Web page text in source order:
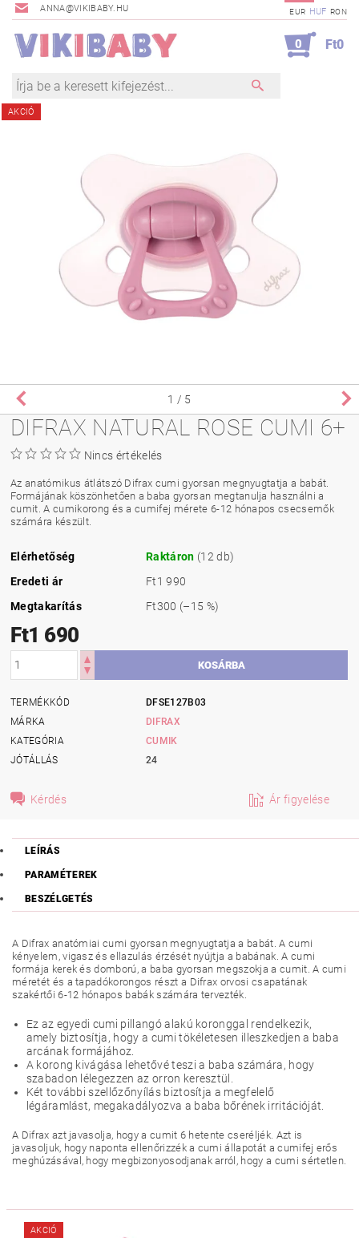
ANNA@VIKIBABY.HU EUR HUF RON
0 Ft0
AKCIÓ
1 / 5
DIFRAX NATURAL ROSE CUMI 6+
Nincs értékelés
Az anatómikus átlátszó Difrax cumi gyorsan megnyugtatja a babát.
Formájának köszönhetően a baba gyorsan megtanulja használni a
cumit. A cumikorong és a cumifej mérete 6-12 hónapos csecsemők
számára készült.
Elérhetőség Raktáron (12 db)
Eredeti ár
Ft1 990
Megtakarítás
Ft300 (–15 %)
Ft1 690
TERMÉKKÓD
DFSE127B03
MÁRKA
DIFRAX
KATEGÓRIA
CUMIK
JÓTÁLLÁS
24
Kérdés Ár figyelése
LEÍRÁS
PARAMÉTEREK
BESZÉLGETÉS
A Difrax anatómiai cumi gyorsan megnyugtatja a babát. A cumi
kényelem, vigasz és ellazulás érzését nyújtja a babának. A cumi
formája kerek és domború, a baba gyorsan megszokja a cumit. A cumi
méretét és a tapadókorongos részt a Difrax orvosi csapatának
szakértői 6-12 hónapos babák számára tervezték.
Ez az egyedi cumi pillangó alakú koronggal rendelkezik,
amely biztosítja, hogy a cumi tökéletesen illeszkedjen a baba
arcának formájához.
A korong kivágása lehetővé teszi a baba számára, hogy
szabadon lélegezzen az orron keresztül.
Két további szellőzőnyílás biztosítja a megfelelő
légáramlást, megakadályozva a baba bőrének irritációját.
A Difrax azt javasolja, hogy a cumit 6 hetente cseréljék. Azt is
javasoljuk, hogy naponta ellenőrizzék a cumi állapotát a cumifej erős
meghúzásával, hogy megbizonyosodjanak arról, hogy a cumi sértetlen.
AKCIÓ